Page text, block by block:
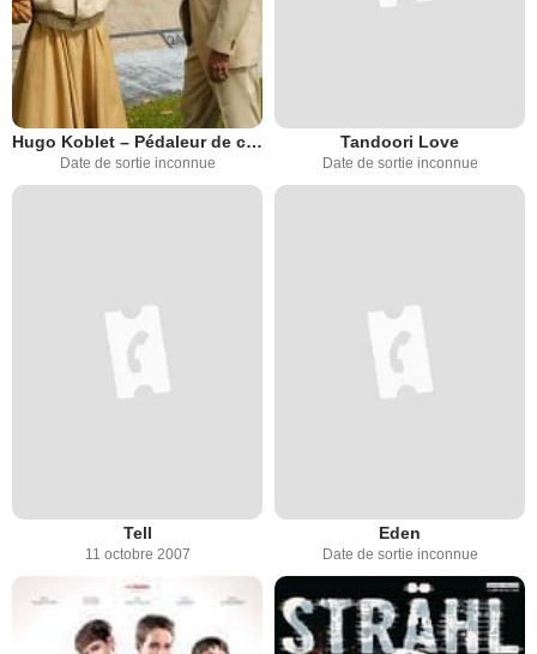
Hugo Koblet – Pédaleur de charme
Date de sortie inconnue
Tandoori Love
Date de sortie inconnue
Tell
11 octobre 2007
Eden
Date de sortie inconnue